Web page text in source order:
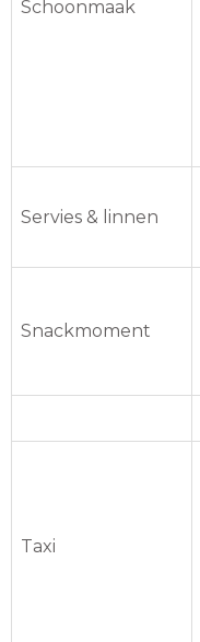
Schoonmaak
Servies & linnen
Snackmoment
Taxi